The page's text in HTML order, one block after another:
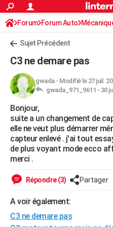
ACTUALITÉS
Politique
Société
Faits Divers
Education
Monde
Villes
+
FINANCE
Retraite
Impôts
Epargne
Immobilier
Risques naturels par ville
Banque
Assurance
Crédit
AUTO
Essais
Réserver un essai
Citadines
Berlines
SUV
Forum auto
+HIGH-TECH
Mobiles
Meilleur smartphone
Internet
Ordinateurs
Jeux vidéo
Guide high-tech
+BRICOLAGE
Forum
Aménagement intérieur
Extérieur
Cuisine
Salle de bains
Jardinage
Rangement
WEEK-END
Guides de France
Escapades
Patrimoine
Expositions
Musées
Week-end nature
LIFESTYLE
SANTE
Alimentation
Guide de la santé
Maladies
Médicaments
Sommeil
VOYAGE
Forum Forum Auto
Sujet Précédent
C3 ne demare pas
gwada- Modifié le 27 juil.
gwada_971_9611 - 30
Bonjour,
suite a un changement de
elle ne veut plus démarrer
capteur enlevé . j'ai tout
de plus voyant mode ecco
merci .
Répondre (3) Partager
A voir également:
C3 ne demare pas